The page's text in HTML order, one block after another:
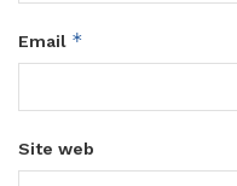
Email *
Site web